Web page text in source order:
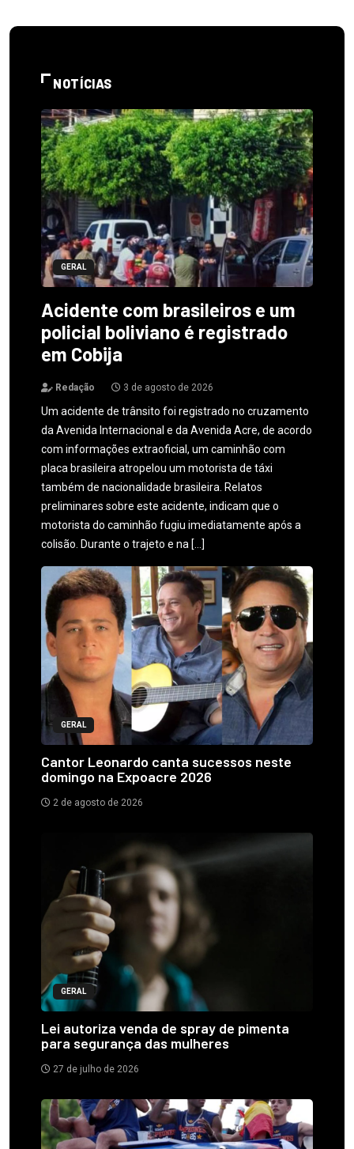
NOTÍCIAS
GERAL
Acidente com brasileiros e um
policial boliviano é registrado
em Cobija
Redação 3 de agosto de 2026
Um acidente de trânsito foi registrado no cruzamento
da Avenida Internacional e da Avenida Acre, de acordo
com informações extraoficial, um caminhão com
placa brasileira atropelou um motorista de táxi
também de nacionalidade brasileira. Relatos
preliminares sobre este acidente, indicam que o
motorista do caminhão fugiu imediatamente após a
colisão. Durante o trajeto e na […]
GERAL
Cantor Leonardo canta sucessos neste
domingo na Expoacre 2026
2 de agosto de 2026
GERAL
Lei autoriza venda de spray de pimenta
para segurança das mulheres
27 de julho de 2026